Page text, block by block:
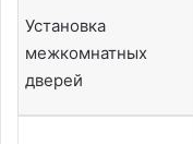
Установка
межкомнатных
дверей